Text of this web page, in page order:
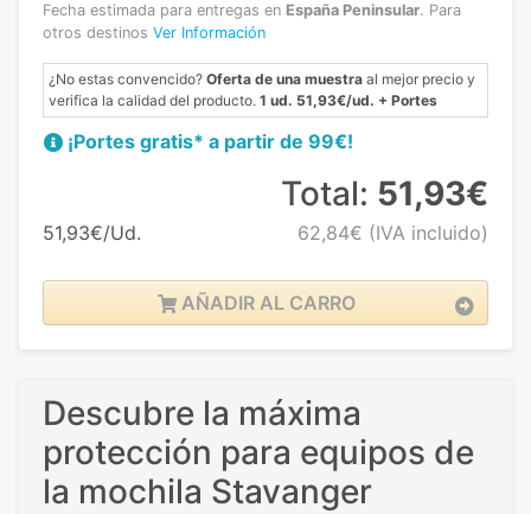
Fecha estimada para entregas en España Peninsular. Para
otros destinos Ver Información
¿No estas convencido? Oferta de una muestra al mejor precio y
verifica la calidad del producto. 1 ud. 51,93€/ud. + Portes
¡Portes gratis* a partir de 99€!
51,93€/Ud.
Total: 51,93€
62,84€ (IVA incluido)
AÑADIR AL CARRO
Descubre la máxima
protección para equipos de
la mochila Stavanger